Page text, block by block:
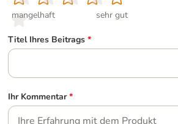
mangelhaft
sehr gut
Titel Ihres Beitrags *
Ihr Kommentar *